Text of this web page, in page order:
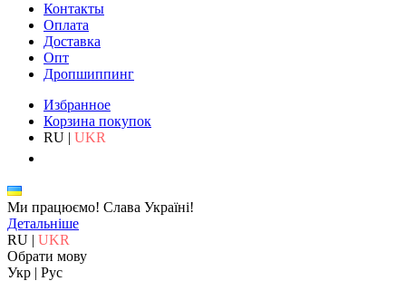
Контакты
Оплата
Доставка
Опт
Дропшиппинг
Избранное
Корзина покупок
RU | UKR
Ми працюємо! Слава Україні!
Детальніше
RU | UKR
Обрати мову
Укр | Рус